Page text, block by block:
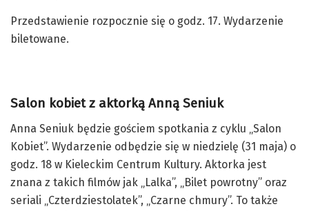
Przedstawienie rozpocznie się o godz. 17. Wydarzenie
biletowane.
Salon kobiet z aktorką Anną Seniuk
Anna Seniuk będzie gościem spotkania z cyklu „Salon
Kobiet”. Wydarzenie odbędzie się w niedzielę (31 maja) o
godz. 18 w Kieleckim Centrum Kultury. Aktorka jest
znana z takich filmów jak „Lalka”, „Bilet powrotny” oraz
seriali „Czterdziestolatek”, „Czarne chmury”. To także